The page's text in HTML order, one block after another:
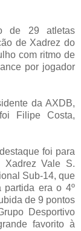
de 29 atletas
de Xadrez do
com ritmo de
por jogador
da AXDB,
Filipe Costa,
foi para
Xadrez Vale S.
Sub-14, que
partida era o 4º
de 9 pontos
Desportivo
favorito à